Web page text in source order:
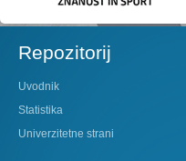
Repozitorij
Uvodnik
Statistika
Univerzitetne strani